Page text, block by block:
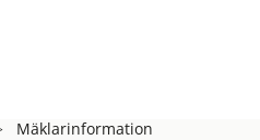
Mäklarinformation